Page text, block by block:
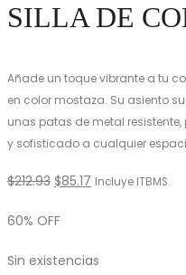
SILLA DE
Añade un toque vibrante a tu
en color mostaza. Su asiento
unas patas de metal
y sofisticado a cualquier
$212.93 El
era:
$85.17 El
es:
Incluye ITBMS.
60% OFF
Sin existencias